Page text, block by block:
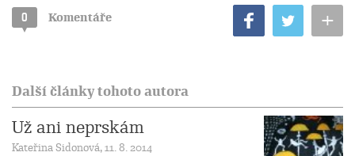
0 Komentáře +
Další články tohoto autora
Už ani neprskám
Kateřina Sidonová, 11. 8. 2014